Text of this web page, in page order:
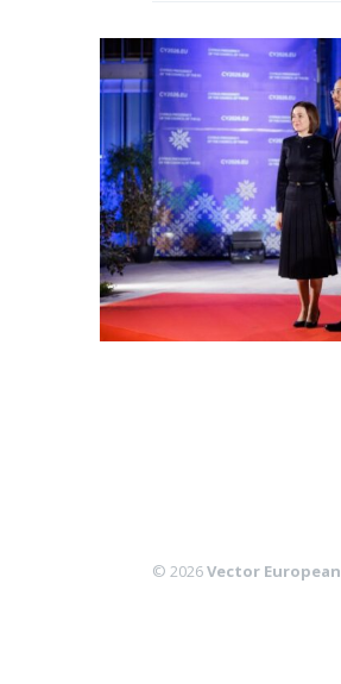
© 2026Vector European